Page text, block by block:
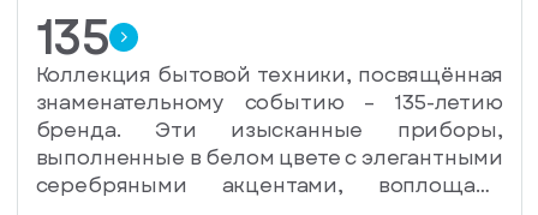
135
Коллекция бытовой техники, посвящённая
знаменательному событию – 135-летию
бренда. Эти изысканные приборы,
выполненные в белом цвете с элегантными
серебряными акцентами, воплощают